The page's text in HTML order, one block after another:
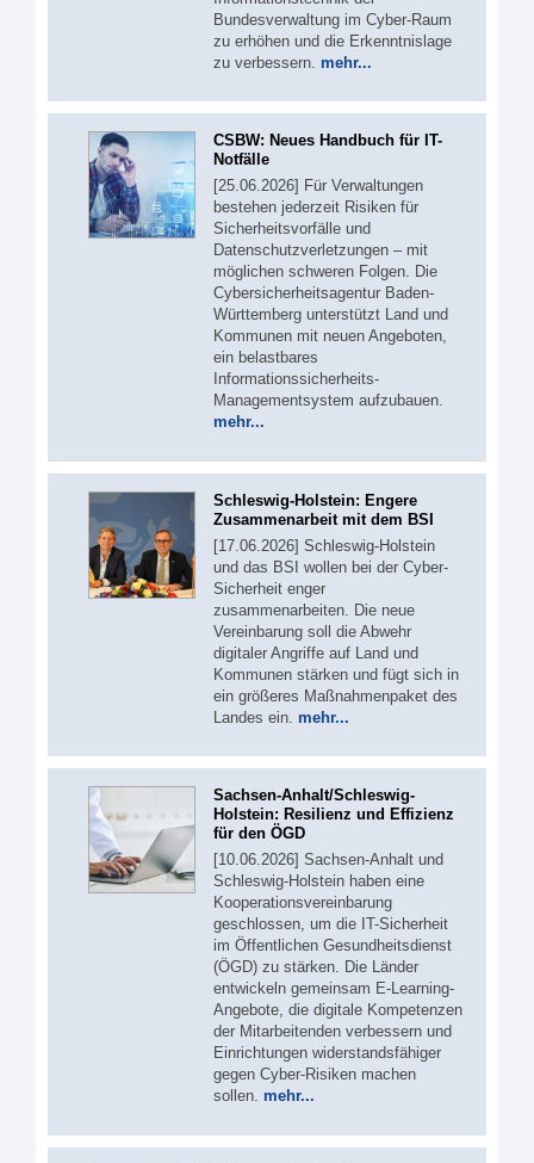
Bundesverwaltung im Cyber-Raum
zu erhöhen und die Erkenntnislage
zu verbessern. mehr...
CSBW: Neues Handbuch für IT-
Notfälle
[25.06.2026] Für Verwaltungen
bestehen jederzeit Risiken für
Sicherheitsvorfälle und
Datenschutzverletzungen – mit
möglichen schweren Folgen. Die
Cybersicherheitsagentur Baden-
Württemberg unterstützt Land und
Kommunen mit neuen Angeboten,
ein belastbares
Informationssicherheits-
Managementsystem aufzubauen.
mehr...
Schleswig-Holstein: Engere
Zusammenarbeit mit dem BSI
[17.06.2026] Schleswig-Holstein
und das BSI wollen bei der Cyber-
Sicherheit enger
zusammenarbeiten. Die neue
Vereinbarung soll die Abwehr
digitaler Angriffe auf Land und
Kommunen stärken und fügt sich in
ein größeres Maßnahmenpaket des
Landes ein. mehr...
Sachsen-Anhalt/Schleswig-
Holstein: Resilienz und Effizienz
für den ÖGD
[10.06.2026] Sachsen-Anhalt und
Schleswig-Holstein haben eine
Kooperationsvereinbarung
geschlossen, um die IT-Sicherheit
im Öffentlichen Gesundheitsdienst
(ÖGD) zu stärken. Die Länder
entwickeln gemeinsam E-Learning-
Angebote, die digitale Kompetenzen
der Mitarbeitenden verbessern und
Einrichtungen widerstandsfähiger
gegen Cyber-Risiken machen
sollen. mehr...